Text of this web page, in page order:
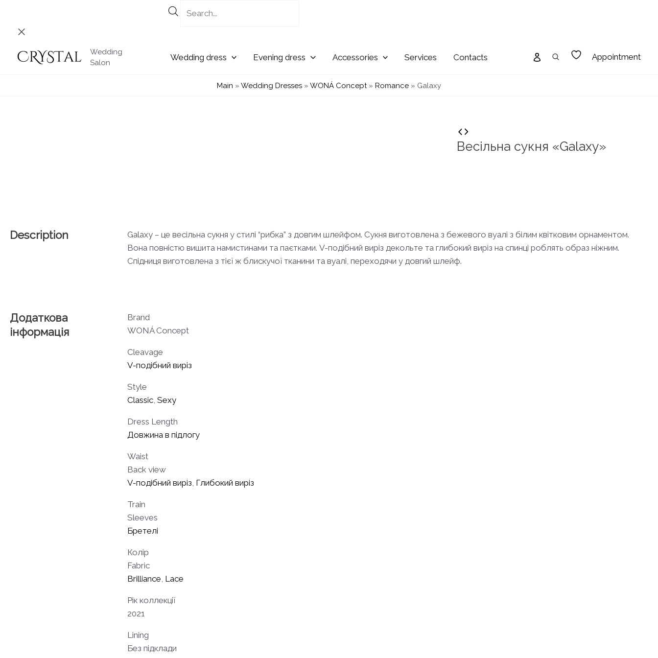
content
Wedding
Salon
Wedding Evening Accessories Services Contacts Appointment
Main » Wedding Dresses » WONÁ Concept » Romance » Galaxy
Весільна сукня «Galaxy»
Description
Galaxy – це весільна сукня у стилі “рибка” з довгим шлейфом. Сукня виготовлена з бежевого вуалі з білим квітковим орнаментом.
Вона повністю вишита намистинами та паєтками. V-подібний виріз декольте та глибокий виріз на спинці роблять образ ніжним.
Спідниця виготовлена з тієї ж блискучої тканини та вуалі, переходячи у довгий шлейф.
Додаткова
інформація
Brand
WONÁ Concept
Cleavage
V-подібний виріз
Style
Classic Sexy
Dress Length
Довжина в підлогу
Waist
Back view
V-подібний виріз Глибокий виріз
Train
Sleeves
Бретелі
Колір
Fabric
Brilliance Lace
Рік коллекції
2021
Lining
Без підклади